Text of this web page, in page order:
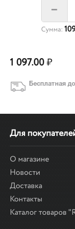
–
Сумма:
1 097.00₽
Бесплатная
Для
О магазине
Новости
Доставка
Контакты
Каталог товаров